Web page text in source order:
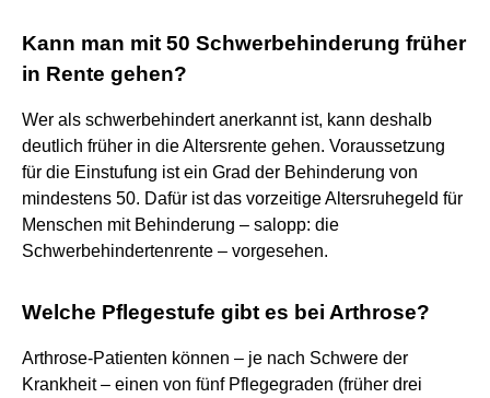
Kann man mit 50 Schwerbehinderung früher
in Rente gehen?
Wer als schwerbehindert anerkannt ist, kann deshalb
deutlich früher in die Altersrente gehen. Voraussetzung
für die Einstufung ist ein Grad der Behinderung von
mindestens 50. Dafür ist das vorzeitige Altersruhegeld für
Menschen mit Behinderung – salopp: die
Schwerbehindertenrente – vorgesehen.
Welche Pflegestufe gibt es bei Arthrose?
Arthrose-Patienten können – je nach Schwere der
Krankheit – einen von fünf Pflegegraden (früher drei